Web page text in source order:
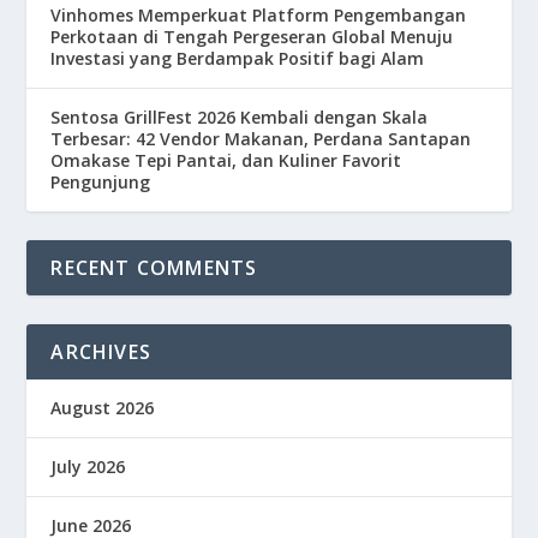
Vinhomes Memperkuat Platform Pengembangan
Perkotaan di Tengah Pergeseran Global Menuju
Investasi yang Berdampak Positif bagi Alam
Sentosa GrillFest 2026 Kembali dengan Skala
Terbesar: 42 Vendor Makanan, Perdana Santapan
Omakase Tepi Pantai, dan Kuliner Favorit
Pengunjung
RECENT COMMENTS
ARCHIVES
August 2026
July 2026
June 2026